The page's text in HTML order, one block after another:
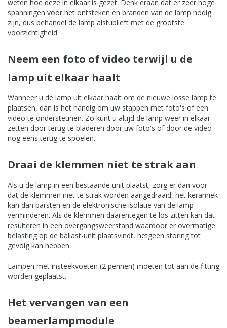
weten hoe deze in elkaar is gezet. Denk eraan dat er zeer hoge
spanningen voor het ontsteken en branden van de lamp nodig
zijn, dus behandel de lamp alstublieft met de grootste
voorzichtigheid.
Neem een foto of video terwijl u de
lamp uit elkaar haalt
Wanneer u de lamp uit elkaar haalt om de nieuwe losse lamp te
plaatsen, dan is het handig om uw stappen met foto's of een
video te ondersteunen. Zo kunt u altijd de lamp weer in elkaar
zetten door terug te bladeren door uw foto's of door de video
nog eens terug te spoelen.
Draai de klemmen niet te strak aan
Als u de lamp in een bestaande unit plaatst, zorg er dan voor
dat de klemmen niet te strak worden aangedraaid, het keramiek
kan dan barsten en de elektronische isolatie van de lamp
verminderen. Als de klemmen daarentegen te los zitten kan dat
resulteren in een overgangsweerstand waardoor er overmatige
belasting op de ballast-unit plaatsvindt, hetgeen storing tot
gevolg kan hebben.
Lampen met insteekvoeten (2 pennen) moeten tot aan de fitting
worden geplaatst.
Het vervangen van een
beamerlampmodule